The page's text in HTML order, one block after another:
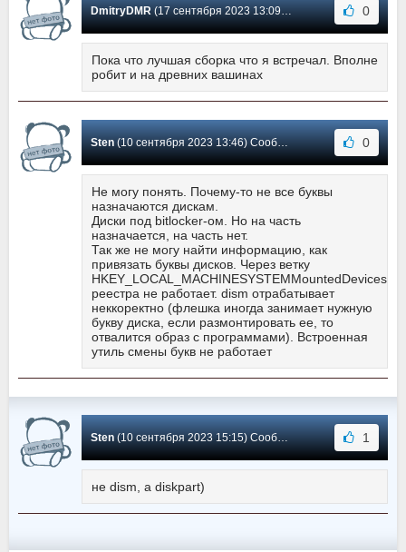
DmitryDMR(17 сентября 2023 13:09) Сообщение #529 0
Пока что лучшая сборка что я встречал. Вполне
робит и на древних вашинах
Sten(10 сентября 2023 13:46) Сообщение #528 0
Не могу понять. Почему-то не все буквы
назначаются дискам.
Диски под bitlocker-ом. Но на часть
назначается, на часть нет.
Так же не могу найти информацию, как
привязать буквы дисков. Через ветку
HKEY_LOCAL_MACHINESYSTEMMountedDevices
реестра не работает. dism отрабатывает
неккоректно (флешка иногда занимает нужную
букву диска, если размонтировать ее, то
отвалится образ с программами). Встроенная
утиль смены букв не работает
Sten(10 сентября 2023 15:15) Сообщение #527 1
не dism, а diskpart)